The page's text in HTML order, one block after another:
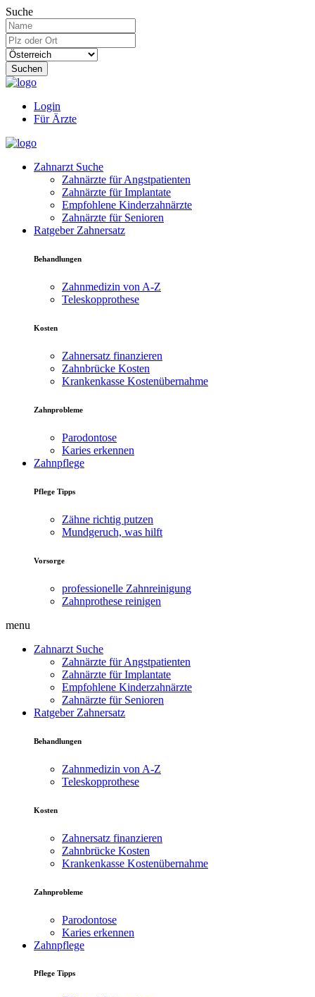
Suche
Suchen
Login
Für Ärzte
Zahnarzt Suche
Zahnärzte für Angstpatienten
Zahnärzte für Implantate
Empfohlene Kinderzahnärzte
Zahnärzte für Senioren
Ratgeber Zahnersatz
Behandlungen
Zahnmedizin von A-Z
Teleskopprothese
Kosten
Zahnersatz finanzieren
Zahnbrücke Kosten
Krankenkasse Kostenübernahme
Zahnprobleme
Parodontose
Karies erkennen
Zahnpflege
Pflege Tipps
Zähne richtig putzen
Mundgeruch, was hilft
Vorsorge
professionelle Zahnreinigung
Zahnprothese reinigen
menu
Zahnarzt Suche
Zahnärzte für Angstpatienten
Zahnärzte für Implantate
Empfohlene Kinderzahnärzte
Zahnärzte für Senioren
Ratgeber Zahnersatz
Behandlungen
Zahnmedizin von A-Z
Teleskopprothese
Kosten
Zahnersatz finanzieren
Zahnbrücke Kosten
Krankenkasse Kostenübernahme
Zahnprobleme
Parodontose
Karies erkennen
Zahnpflege
Pflege Tipps